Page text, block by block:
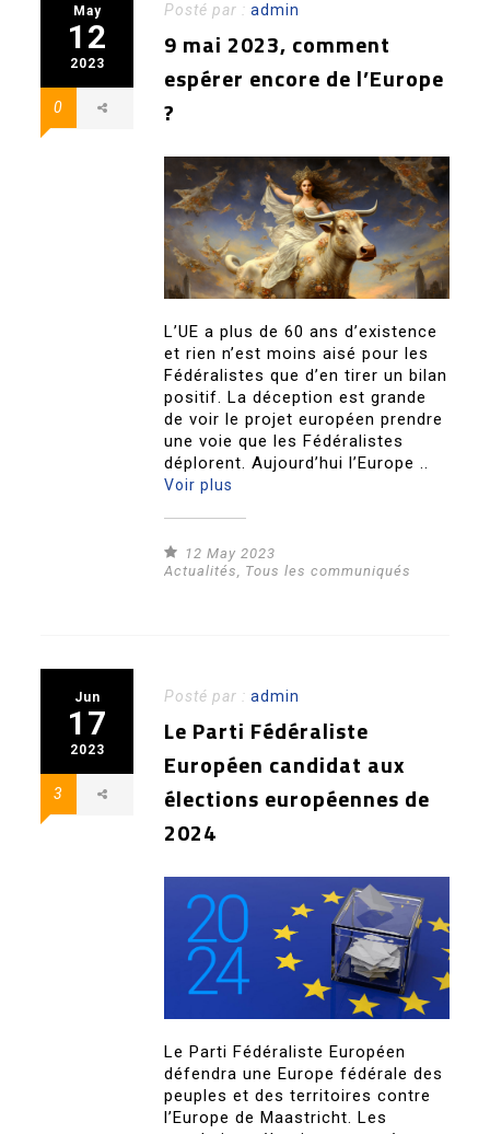
May
12
2023
0
Posté par :admin
9 mai 2023, comment
espérer encore de l’Europe
?
L’UE a plus de 60 ans d’existence
et rien n’est moins aisé pour les
Fédéralistes que d’en tirer un bilan
positif. La déception est grande
de voir le projet européen prendre
une voie que les Fédéralistes
déplorent. Aujourd’hui l’Europe ..
Voir plus
12 May 2023
Actualités, Tous les communiqués
Jun
17
2023
3
Posté par :admin
Le Parti Fédéraliste
Européen candidat aux
élections européennes de
2024
Le Parti Fédéraliste Européen
défendra une Europe fédérale des
peuples et des territoires contre
l’Europe de Maastricht. Les